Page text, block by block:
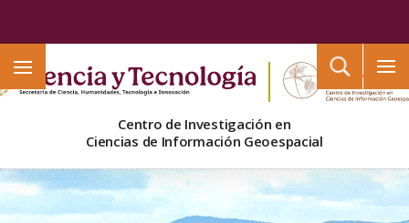
Centro de Investigación en
Ciencias de Información Geoespacial